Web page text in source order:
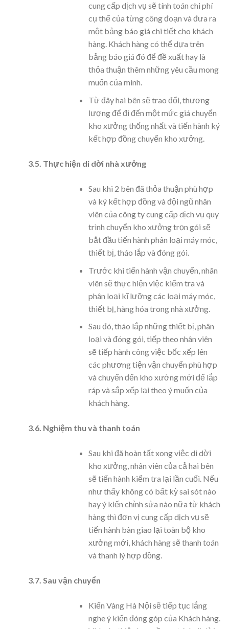
cung cấp dịch vụ sẽ tính toán chi phí
cụ thể của từng công đoạn và đưa ra
một bảng báo giá chi tiết cho khách
hàng. Khách hàng có thể dựa trên
bảng báo giá đó để đề xuất hay là
thỏa thuận thêm những yêu cầu mong
muốn của mình.
Từ đây hai bên sẽ trao đổi, thương
lượng để đi đến một mức giá chuyển
kho xưởng thống nhất và tiến hành ký
kết hợp đồng chuyển kho xưởng.
3.5. Thực hiện di dời nhà xưởng
Sau khi 2 bên đã thỏa thuận phù hợp
và ký kết hợp đồng và đội ngũ nhân
viên của công ty cung cấp dịch vụ quy
trình chuyển kho xưởng trọn gói sẽ
bắt đầu tiến hành phân loại máy móc,
thiết bị, tháo lắp và đóng gói.
Trước khi tiến hành vận chuyển, nhân
viên sẽ thực hiện việc kiểm tra và
phân loại kĩ lưỡng các loại máy móc,
thiết bị, hàng hóa trong nhà xưởng.
Sau đó, tháo lắp những thiết bị, phân
loại và đóng gói, tiếp theo nhân viên
sẽ tiếp hành công việc bốc xếp lên
các phương tiện vận chuyển phù hợp
và chuyển đến kho xưởng mới để lắp
ráp và sắp xếp lại theo ý muốn của
khách hàng.
3.6. Nghiệm thu và thanh toán
Sau khi đã hoàn tất xong việc di dời
kho xưởng, nhân viên của cả hai bên
sẽ tiến hành kiểm tra lại lần cuối. Nếu
như thấy không có bất kỳ sai sót nào
hay ý kiến chỉnh sửa nào nữa từ khách
hàng thì đơn vị cung cấp dịch vụ sẽ
tiến hành bàn giao lại toàn bộ kho
xưởng mới, khách hàng sẽ thanh toán
và thanh lý hợp đồng.
3.7. Sau vận chuyển
Kiến Vàng Hà Nội sẽ tiếp tục lắng
nghe ý kiến đóng góp của Khách hàng.